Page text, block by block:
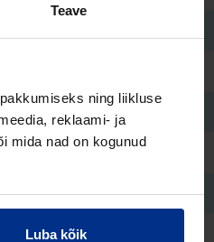
Teave
ning liikluse
reklaami- ja
mida nad on kogunud
Luba kõik